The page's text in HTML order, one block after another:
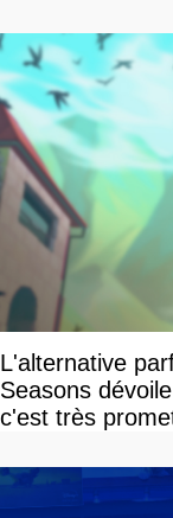
L'alternative
Seasons
c'est très